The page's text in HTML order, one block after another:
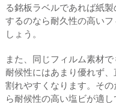
る銘板ラベルであれば紙
するのなら耐久性の高い
しょう。
また、同じフィルム素材
耐候性にはあまり優れず
割れやすくなります。そ
ら耐候性の高い塩ビが適